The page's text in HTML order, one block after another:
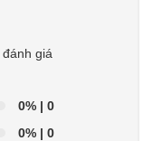
đánh giá
0% | 0
0% | 0